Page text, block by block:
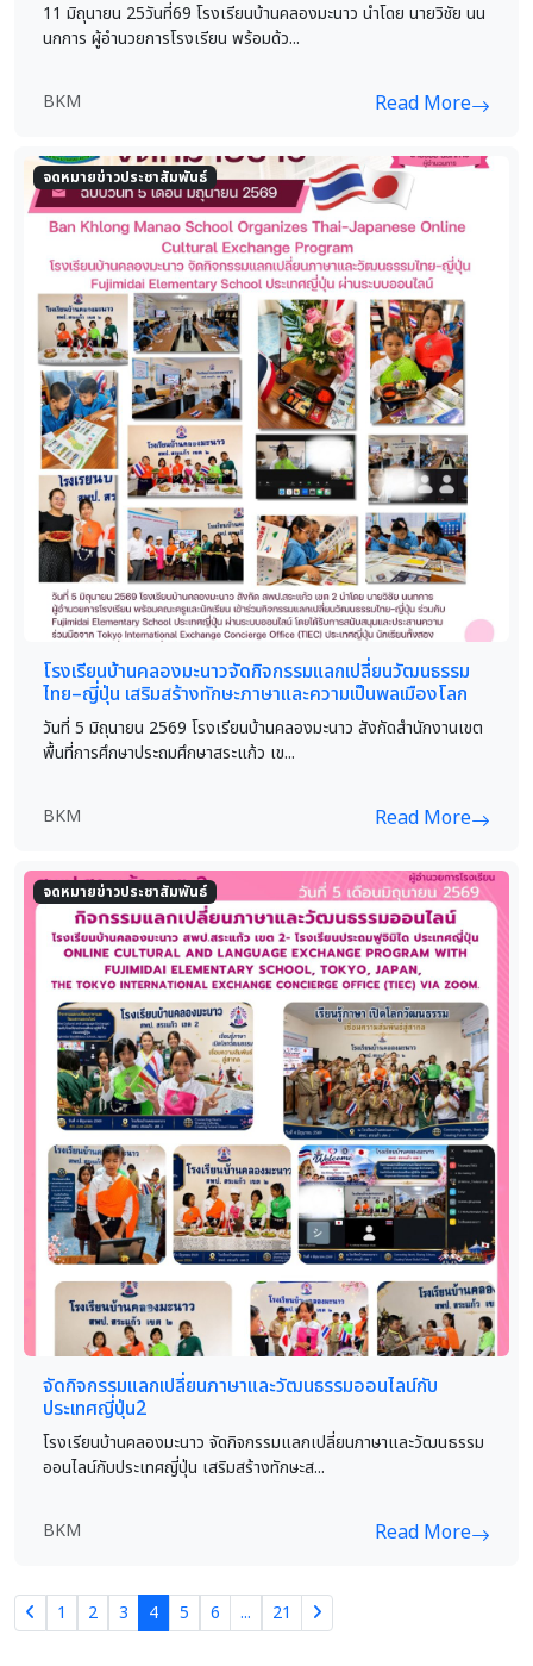
11 มิถุนายน 25วันที่69 โรงเรียนบ้านคลองมะนาว นำโดย นายวิชัย นน
นกการ ผู้อำนวยการโรงเรียน พร้อมด้ว...
BKM Read More
จดหมายข่าวประชาสัมพันธ์
โรงเรียนบ้านคลองมะนาวจัดกิจกรรมแลกเปลี่ยนวัฒนธรรม
ไทย–ญี่ปุ่น เสริมสร้างทักษะภาษาและความเป็นพลเมืองโลก
วันที่ 5 มิถุนายน 2569 โรงเรียนบ้านคลองมะนาว สังกัดสำนักงานเขต
พื้นที่การศึกษาประถมศึกษาสระแก้ว เข...
BKM Read More
จดหมายข่าวประชาสัมพันธ์
จัดกิจกรรมแลกเปลี่ยนภาษาและวัฒนธรรมออนไลน์กับ
ประเทศญี่ปุ่น2
โรงเรียนบ้านคลองมะนาว จัดกิจกรรมแลกเปลี่ยนภาษาและวัฒนธรรม
ออนไลน์กับประเทศญี่ปุ่น เสริมสร้างทักษะส...
BKM Read More
1 2 3 4 5 6 ... 21